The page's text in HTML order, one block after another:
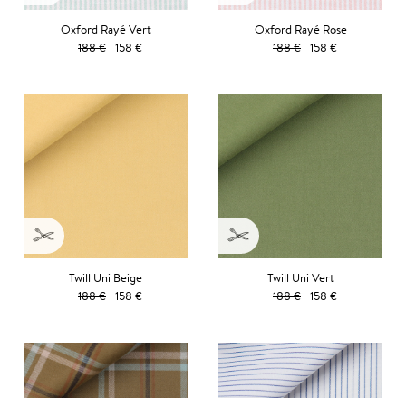
Oxford Rayé Vert
188 € 158 €
Oxford Rayé Rose
188 € 158 €
Twill Uni Beige
188 € 158 €
Twill Uni Vert
188 € 158 €